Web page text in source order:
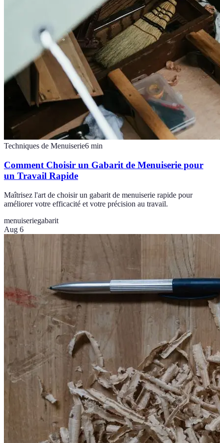
Techniques de Menuiserie6 min
Comment Choisir un Gabarit de Menuiserie pour
un Travail Rapide
Maîtrisez l'art de choisir un gabarit de menuiserie rapide pour
améliorer votre efficacité et votre précision au travail.
menuiseriegabarit
Aug 6